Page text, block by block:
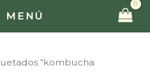
MENÚ
“kombucha